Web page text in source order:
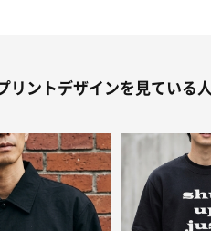
リントデザインを見ている